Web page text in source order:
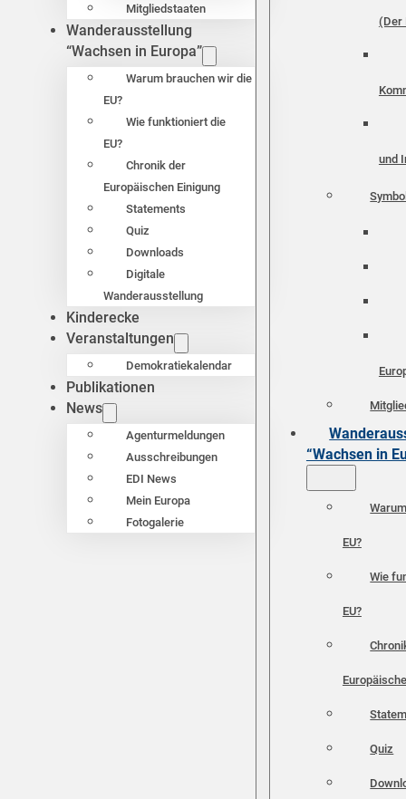
Mitgliedstaaten
Wanderausstellung
“Wachsen in Europa”
Warum brauchen wir die
EU?
Wie funktioniert die
EU?
Chronik der
Europäischen Einigung
Statements
Quiz
Downloads
Digitale
Wanderausstellung
Kinderecke
Veranstaltungen
Demokratiekalendar
Publikationen
News
Agenturmeldungen
Ausschreibungen
EDI News
Mein Europa
Fotogalerie
(Der
und
“Wachsen in
EU?
Wie
EU?
Quiz